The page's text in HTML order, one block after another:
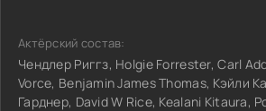
Актёрский состав:
Чендлер Риггз, Holgie Forrester, Carl
Vorce, Benjamin James Thomas, Кэйли
Гарднер, David W Rice, Kealani Kitaura,